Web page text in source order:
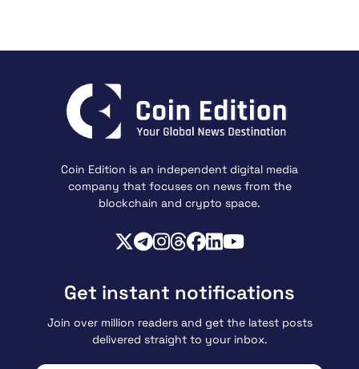
Coin Edition is an independent digital media
company that focuses on news from the
blockchain and crypto space.
Get instant notifications
Join over million readers and get the latest posts
delivered straight to your inbox.